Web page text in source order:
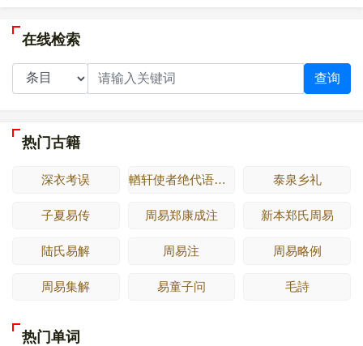
在线检索
查询
热门古籍
深衣考误 輶轩使者绝代语释别国方言 泰泉乡礼
子夏易传 周易郑康成注 新本郑氏周易
陆氏易解 周易注 周易略例
周易集解 易童子问 毛詩
热门单词